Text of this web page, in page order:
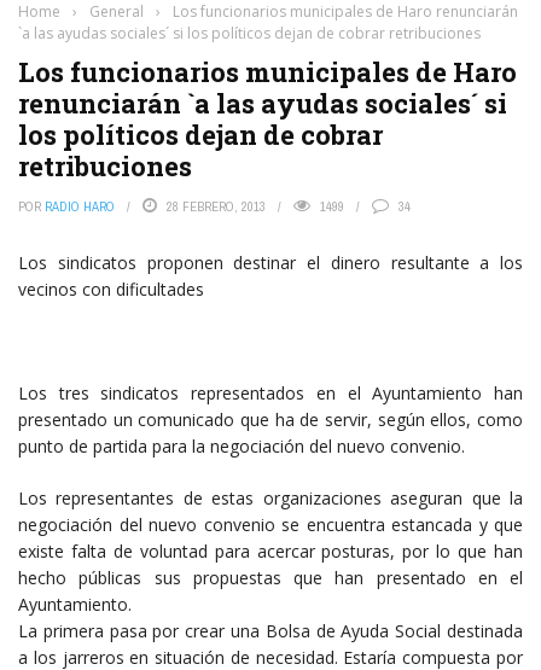
Home › General ›
Los funcionarios municipales de Haro renunciarán
`a las ayudas sociales´ si los políticos dejan de cobrar retribuciones
Los funcionarios municipales de Haro
renunciarán `a las ayudas sociales´ si
los políticos dejan de cobrar
retribuciones
POR RADIO HARO 28 FEBRERO, 2013 1499 34
Los sindicatos proponen destinar el dinero resultante a los
vecinos con dificultades
Los tres sindicatos representados en el Ayuntamiento han
presentado un comunicado que ha de servir, según ellos, como
punto de partida para la negociación del nuevo convenio.
Los representantes de estas organizaciones aseguran que la
negociación del nuevo convenio se encuentra estancada y que
existe falta de voluntad para acercar posturas, por lo que han
hecho públicas sus propuestas que han presentado en el
Ayuntamiento.
La primera pasa por crear una Bolsa de Ayuda Social destinada
a los jarreros en situación de necesidad. Estaría compuesta por